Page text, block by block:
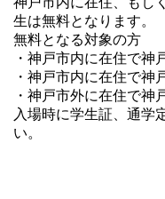
生は無料となります。
無料となる対象の方
・神戸市内に在住で神
・神戸市内に在住で神
・神戸市外に在住で神
入場時に学生証、通学
い。